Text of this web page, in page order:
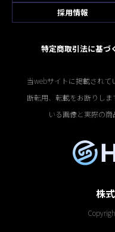
採用情報
特定商取引法に基づ
当webサイトに掲載され
断転用、転載をお断りし
いる画像と実際の商
株